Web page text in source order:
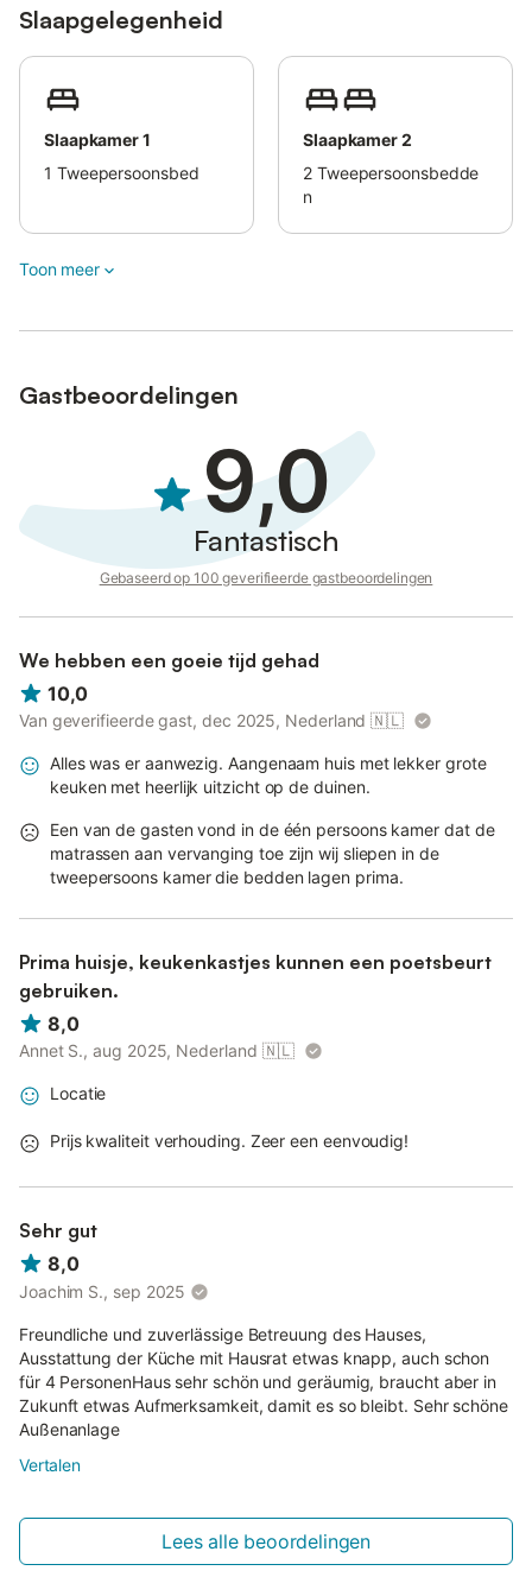
Op de bovenste verdieping vindt u onze 3 gezellige
je de zee horen ritselen en zie je de sterren door de dakramen
fonkelen.
Slaapgelegenheid
Slaapkamer 1
1 Tweepersoonsbed
Slaapkamer 2
2 Tweepersoonsbedde
n
Toon meer
Gastbeoordelingen
9,0
Fantastisch
Gebaseerd op 100 geverifieerde gastbeoordelingen
We hebben een goeie tijd gehad
10,0
Van geverifieerde gast, dec 2025, Nederland 🇳🇱
Alles was er aanwezig. Aangenaam huis met lekker grote
keuken met heerlijk uitzicht op de duinen.
Een van de gasten vond in de één persoons kamer dat de
matrassen aan vervanging toe zijn wij sliepen in de
tweepersoons kamer die bedden lagen prima.
Prima huisje, keukenkastjes kunnen een poetsbeurt
gebruiken.
8,0
Annet S., aug 2025, Nederland 🇳🇱
Locatie
Prijs kwaliteit verhouding. Zeer een eenvoudig!
Sehr gut
8,0
Joachim S., sep 2025
Freundliche und zuverlässige Betreuung des Hauses,
Ausstattung der Küche mit Hausrat etwas knapp, auch schon
für 4 PersonenHaus sehr schön und geräumig, braucht aber in
Zukunft etwas Aufmerksamkeit, damit es so bleibt. Sehr schöne
Außenanlage
Vertalen
Lees alle beoordelingen